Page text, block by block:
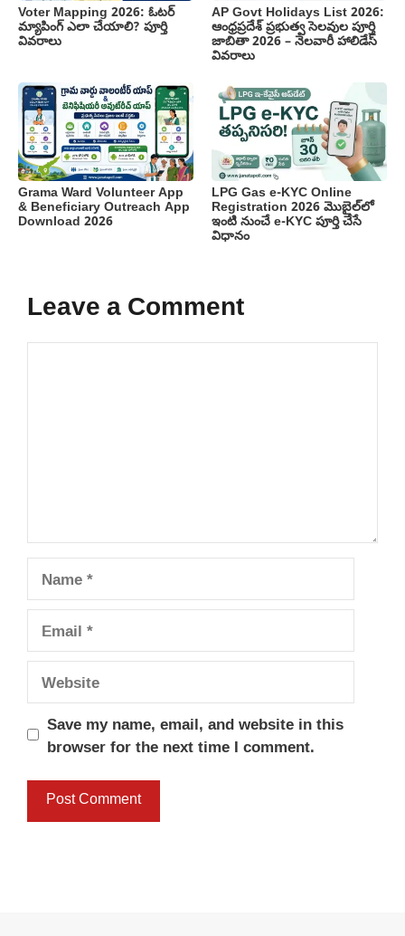
Voter Mapping 2026: ఓటర్
మ్యాపింగ్ ఎలా చేయాలి? పూర్తి
వివరాలు
AP Govt Holidays List 2026:
ఆంధ్రప్రదేశ్ ప్రభుత్వ సెలవుల పూర్తి
జాబితా 2026 – నెలవారీ హాలిడేస్
వివరాలు
Grama Ward Volunteer App
& Beneficiary Outreach App
Download 2026
LPG Gas e-KYC Online
Registration 2026 మొబైల్‌లో
ఇంటి నుంచే e-KYC పూర్తి చేసే
విధానం
Leave a Comment
Comment
Name
Email
Website
Save my name, email, and website in this
browser for the next time I comment.